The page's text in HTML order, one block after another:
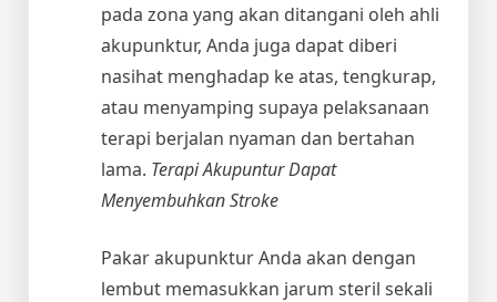
pada zona yang akan ditangani oleh ahli
akupunktur, Anda juga dapat diberi
nasihat menghadap ke atas, tengkurap,
atau menyamping supaya pelaksanaan
terapi berjalan nyaman dan bertahan
lama. Terapi Akupuntur Dapat
Menyembuhkan Stroke
Pakar akupunktur Anda akan dengan
lembut memasukkan jarum steril sekali